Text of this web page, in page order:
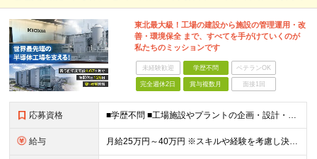
東北最大級！工場の建設から施設の管理運用・改
善・環境保全 まで、すべてを手がけていくのが
私たちのミッションです
未経験歓迎 学歴不問 ベテランOK
完全週休2日 賞与複数月 面接1回
応募資格 ■学歴不問 ■工場施設やプラントの企画・設計・施工管理経験がある方
給与 月給25万円～40万円 ※スキルや経験を考慮し決定いたします ★年収600万円以上での提示多数